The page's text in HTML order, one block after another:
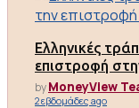
Ελληνικές
επιστροφή
byMoneyView
2 εβδομάδες ago